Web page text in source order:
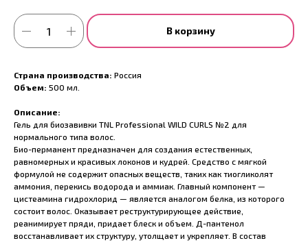
В корзину
Страна производства: Россия
Объем: 500 мл.
Описание:
Гель для биозавивки TNL Professional WILD CURLS №2 для
нормального типа волос.
Био-перманент предназначен для создания естественных,
равномерных и красивых локонов и кудрей. Средство с мягкой
формулой не содержит опасных веществ, таких как тиогликолят
аммония, перекись водорода и аммиак. Главный компонент —
цистеамина гидрохлорид — является аналогом белка, из которого
состоит волос. Оказывает реструктурирующее действие,
реанимирует пряди, придает блеск и объем. Д-пантенол
восстанавливает их структуру, утолщает и укрепляет. В состав